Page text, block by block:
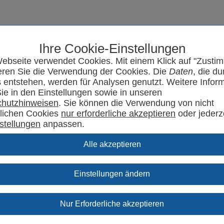
Ihre Cookie-Einstellungen
verwendet Cookies. Mit einem Klick auf
Sie die Verwendung der Cookies. Die Daten, die
entstehen, werden für Analysen genutzt. Weitere
in den Einstellungen sowie in unseren
. Sie können die Verwendung von nicht
Cookies
oder
anpassen.
Einstellungen ändern
Seminarprogramm SYRCode² Aktuelles Support Kontakt